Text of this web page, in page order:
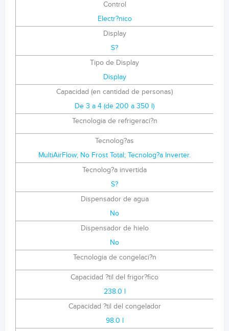
Control
Electr?nico
Display
S?
Tipo de Display
Display
Capacidad (en cantidad de personas)
De 3 a 4 (de 200 a 350 l)
Tecnologia de refrigeraci?n
Tecnolog?as
MultiAirFlow; No Frost Total; Tecnolog?a Inverter.
Tecnolog?a invertida
S?
Dispensador de agua
No
Dispensador de hielo
No
Tecnologia de congelaci?n
Capacidad ?til del frigor?fico
238.0 l
Capacidad ?til del congelador
98.0 l